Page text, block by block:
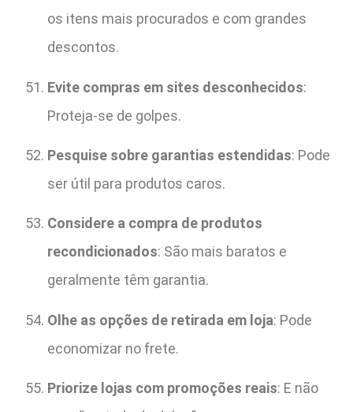
os itens mais procurados e com grandes
descontos.
Evite compras em sites desconhecidos:
Proteja-se de golpes.
Pesquise sobre garantias estendidas: Pode
ser útil para produtos caros.
Considere a compra de produtos
recondicionados: São mais baratos e
geralmente têm garantia.
Olhe as opções de retirada em loja: Pode
economizar no frete.
Priorize lojas com promoções reais: E não